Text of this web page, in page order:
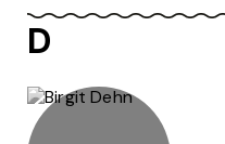
D